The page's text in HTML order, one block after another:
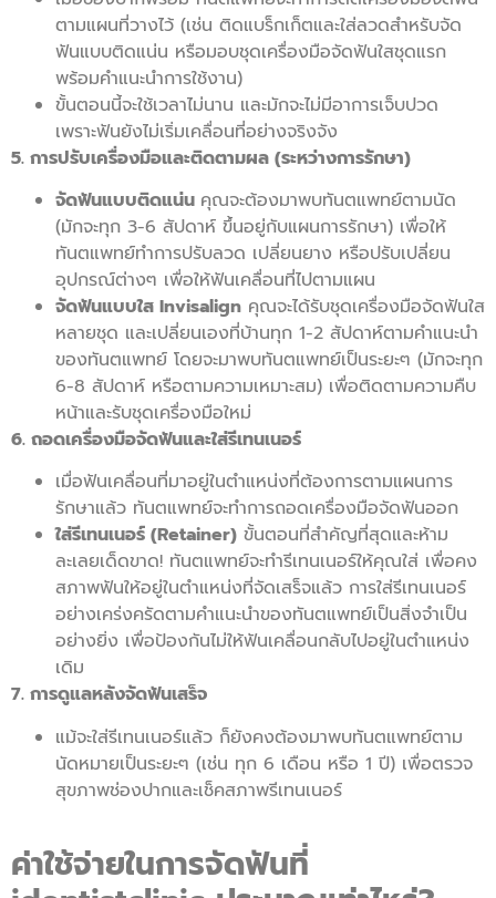
ตามแผนที่วางไว้ (เช่น ติดแบร็กเก็ตและใส่ลวดสำหรับจัด
ฟันแบบติดแน่น หรือมอบชุดเครื่องมือจัดฟันใสชุดแรก
พร้อมคำแนะนำการใช้งาน)
ขั้นตอนนี้จะใช้เวลาไม่นาน และมักจะไม่มีอาการเจ็บปวด
เพราะฟันยังไม่เริ่มเคลื่อนที่อย่างจริงจัง
5. การปรับเครื่องมือและติดตามผล (ระหว่างการรักษา)
จัดฟันแบบติดแน่น คุณจะต้องมาพบทันตแพทย์ตามนัด
(มักจะทุก 3-6 สัปดาห์ ขึ้นอยู่กับแผนการรักษา) เพื่อให้
ทันตแพทย์ทำการปรับลวด เปลี่ยนยาง หรือปรับเปลี่ยน
อุปกรณ์ต่างๆ เพื่อให้ฟันเคลื่อนที่ไปตามแผน
จัดฟันแบบใส Invisalign คุณจะได้รับชุดเครื่องมือจัดฟันใส
หลายชุด และเปลี่ยนเองที่บ้านทุก 1-2 สัปดาห์ตามคำแนะนำ
ของทันตแพทย์ โดยจะมาพบทันตแพทย์เป็นระยะๆ (มักจะทุก
6-8 สัปดาห์ หรือตามความเหมาะสม) เพื่อติดตามความคืบ
หน้าและรับชุดเครื่องมือใหม่
6. ถอดเครื่องมือจัดฟันและใส่รีเทนเนอร์
เมื่อฟันเคลื่อนที่มาอยู่ในตำแหน่งที่ต้องการตามแผนการ
รักษาแล้ว ทันตแพทย์จะทำการถอดเครื่องมือจัดฟันออก
ใส่รีเทนเนอร์ (Retainer) ขั้นตอนที่สำคัญที่สุดและห้าม
ละเลยเด็ดขาด! ทันตแพทย์จะทำรีเทนเนอร์ให้คุณใส่ เพื่อคง
สภาพฟันให้อยู่ในตำแหน่งที่จัดเสร็จแล้ว การใส่รีเทนเนอร์
อย่างเคร่งครัดตามคำแนะนำของทันตแพทย์เป็นสิ่งจำเป็น
อย่างยิ่ง เพื่อป้องกันไม่ให้ฟันเคลื่อนกลับไปอยู่ในตำแหน่ง
เดิม
7. การดูแลหลังจัดฟันเสร็จ
แม้จะใส่รีเทนเนอร์แล้ว ก็ยังคงต้องมาพบทันตแพทย์ตาม
นัดหมายเป็นระยะๆ (เช่น ทุก 6 เดือน หรือ 1 ปี) เพื่อตรวจ
สุขภาพช่องปากและเช็คสภาพรีเทนเนอร์
ค่าใช้จ่ายในการจัดฟันที่